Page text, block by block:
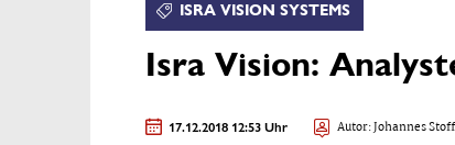
ISRA VISION SYSTEMS
Isra Vision:
17.12.2018 12:53 Uhr Autor:Johannes